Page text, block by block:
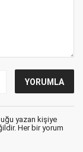
yazan kişiye
Her bir yorum